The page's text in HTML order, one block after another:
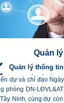
và chỉ đạo Ngày
phòng DN-
Ninh, cùng dự